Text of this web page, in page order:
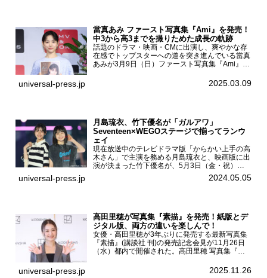
當真あみ ファースト写真集『Ami』を発売！
中3から高3までを撮りためた成長の軌跡
話題のドラマ・映画・CMに出演し、爽やかな存
在感でトップスターへの道を突き進んでいる當真
あみが3月9日（日）ファースト写真集『Ami』
BOOKS SHIBUYAで開催した。當真あみファース
universal-press.jp 2025.03.09
月島琉衣、竹下優名が「ガルアワ」
Seventeen×WEGOステージで揃ってランウ
ェイ
現在放送中のテレビドラマ版「からかい上手の高
木さん」で主演を務める月島琉衣と、映画版に出
演が決まった竹下優名が、5月3日（金・祝）東
京・国立代々木競技場第一体育館で開催されたフ
ァッション&音楽イベント『Rakuten GirlsAward
universal-press.jp 2024.05.05
高田里穂が写真集『素描』を発売！紙版とデ
ジタル版、両方の違いを楽しんで！
女優・高田里穂が3年ぶりに発売する最新写真集
『素描』(講談社 刊)の発売記念会見が11月26日
（水）都内で開催された。高田里穂 写真集『素
あなたです』(読売テレビ)に出演するなど女優と
universal-press.jp 2025.11.26